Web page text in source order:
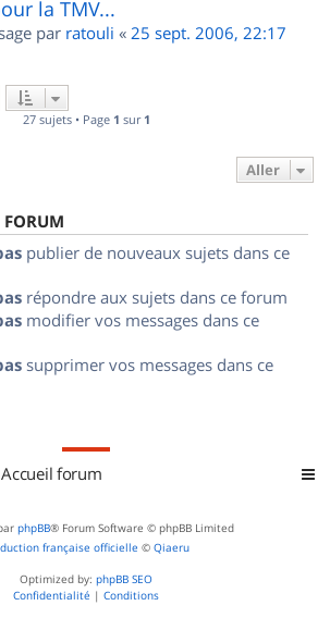
la TMV...
par ratouli « 25 sept. 2006, 22:17
27 sujets • Page 1 sur 1
Aller
FORUM
publier de nouveaux sujets dans ce
répondre aux sujets dans ce forum
modifier vos messages dans ce
supprimer vos messages dans ce
Accueil forum
phpBB® Forum Software © phpBB Limited
française officielle © Qiaeru
Optimized by: phpBB SEO
Confidentialité | Conditions